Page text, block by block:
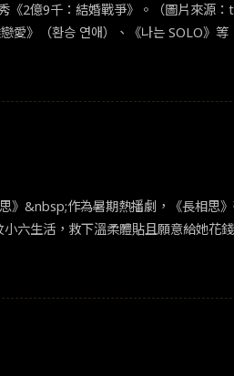
世嫉俗。為了讓威廉重新展開笑顏，
樂死的想法，最終威廉還是選擇了
編的電影。雖然電影以可愛童趣的方
永遠離別。以上三部電影雖然都是不
2億9千：結婚戰爭》。（圖片來源
》（환승 연애）、《나는 SOLO》
》&nbsp;作為暑期熱播劇，《長相思
六生活，救下溫柔體貼且願意給她
點腹黑的表哥西炎瑲玹(張晚意飾)相
「原著黨不僅沒塌房，還被精修了
播完，第二季預計於明年播出，讓
中國獨家播出的《長月燼明》表現亮